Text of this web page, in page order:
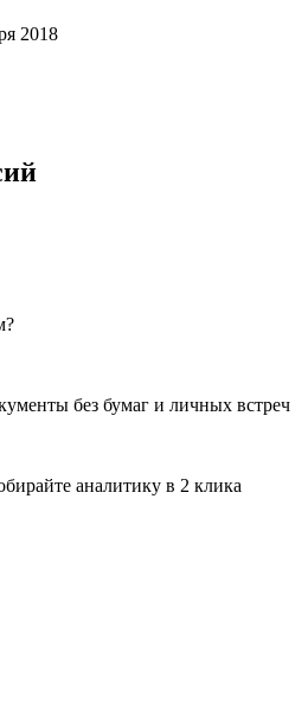
2018
без бумаг и личных встреч
аналитику в 2 клика